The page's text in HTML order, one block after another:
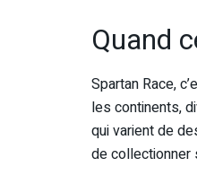
Quand
Spartan Race,
les continents,
qui varient de
de collectionner